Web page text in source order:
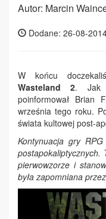
Autor: Marcin
Dodane: 26-08-
W końcu
Wasteland 2. Jak
poinformował
września tego roku.
świata kultowej post-
Kontynuacja gry
postapokaliptycznych.
pierwowzorze i
była zapomniana